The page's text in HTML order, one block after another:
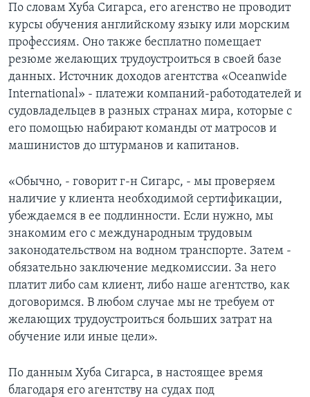
По словам Хуба Сигарса, его агенство не проводит
курсы обучения английскому языку или морским
профессиям. Оно также бесплатно помещает
резюме желающих трудоустроиться в своей базе
данных. Источник доходов агентства «Oceanwide
International» - платежи компаний-работодателей и
судовладельцев в разных странах мира, которые с
его помощью набирают команды от матросов и
машинистов до штурманов и капитанов.
«Обычно, - говорит г-н Сигарс, - мы проверяем
наличие у клиента необходимой сертификации,
убеждаемся в ее подлинности. Если нужно, мы
знакомим его с международным трудовым
законодательством на водном транспорте. Затем -
обязательно заключение медкомиссии. За него
платит либо сам клиент, либо наше агентство, как
договоримся. В любом случае мы не требуем от
желающих трудоустроиться больших затрат на
обучение или иные цели».
По данным Хуба Сигарса, в настоящее время
благодаря его агентству на судах под